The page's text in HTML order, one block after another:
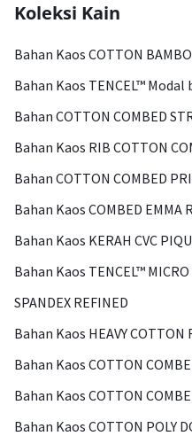
Koleksi Kain
Bahan Kaos COTTON
Bahan Kaos TENCEL™
Bahan COTTON COMBED
Bahan Kaos RIB COTTON
Bahan COTTON COMBED
Bahan Kaos COMBED EMMA
Bahan Kaos KERAH CVC
Bahan Kaos TENCEL™
SPANDEX REFINED
Bahan Kaos HEAVY COTTON
Bahan Kaos COTTON
Bahan Kaos COTTON
Bahan Kaos COTTON POLY